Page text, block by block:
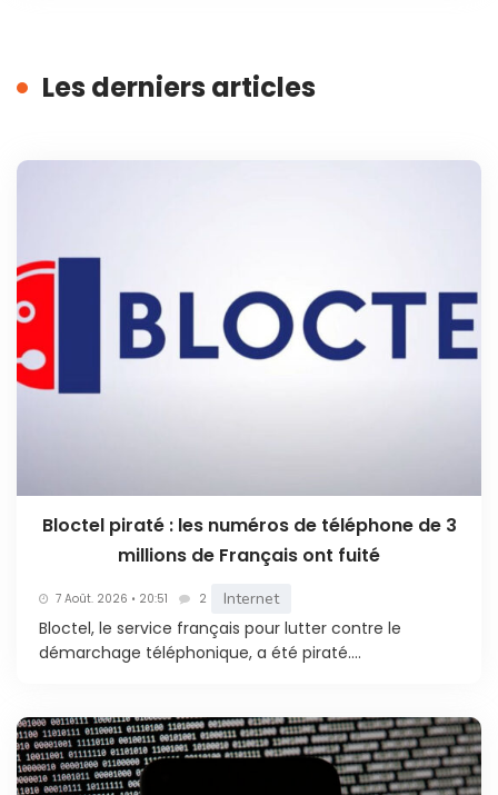
Les derniers articles
Bloctel piraté : les numéros de téléphone de 3
millions de Français ont fuité
7 Août. 2026 • 20:51 2 Internet
Bloctel, le service français pour lutter contre le
démarchage téléphonique, a été piraté....